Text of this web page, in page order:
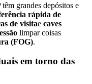
grandes depósitos e
rápida de
de visitae caves
limpar coisas
(FOG).
em torno das